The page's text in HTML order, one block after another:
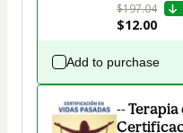
$197.04
$12.00
Add to purchase
-- Terapia